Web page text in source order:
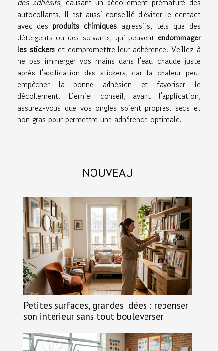
des adhésifs, causant un décollement prématuré des
autocollants. Il est aussi conseillé d'éviter le contact
avec des produits chimiques agressifs, tels que des
détergents ou des solvants, qui peuvent endommager
les stickerset compromettre leur adhérence. Veillez à
ne pas immerger vos mains dans l'eau chaude juste
après l'application des stickers, car la chaleur peut
empêcher la bonne adhésion et favoriser le
décollement. Dernier conseil, avant l'application,
assurez-vous que vos ongles soient propres, secs et
non gras pour permettre une adhérence optimale.
NOUVEAU
Petites surfaces, grandes idées : repenser
son intérieur sans tout bouleverser